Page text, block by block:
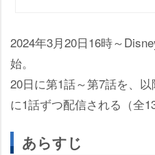
2024年3月20日16時～
始。
20日に第1話～第7話を、
に1話ずつ配信される（全13
あらすじ